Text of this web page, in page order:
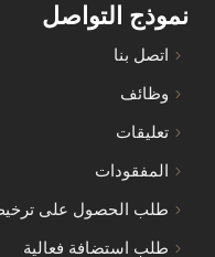
نموذج التواصل
اتصل بنا
وظائف
تعليقات
المفقودات
طلب الحصول على
طلب استضافة فعالية